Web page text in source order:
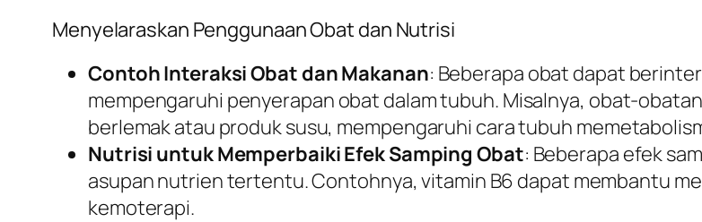
Menyelaraskan Penggunaan Obat dan Nutrisi
Contoh Interaksi Obat dan Makanan: Beberapa obat dapat
mempengaruhi penyerapan obat dalam tubuh. Misalnya, obat-
berlemak atau produk susu, mempengaruhi cara tubuh
Nutrisi untuk Memperbaiki Efek Samping Obat: Beberapa efek
asupan nutrien tertentu. Contohnya, vitamin B6 dapat membantu
kemoterapi.